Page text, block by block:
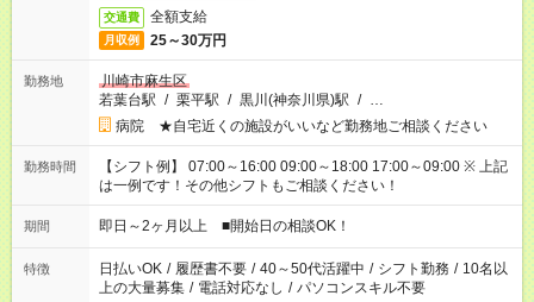
交通費 全額支給
月収例 25～30万円
勤務地
川崎市麻生区
若葉台駅 / 栗平駅 / 黒川(神奈川県)駅 / …
病院 ★自宅近くの施設がいいなど勤務地ご相談ください
勤務時間
【シフト例】 07:00～16:00 09:00～18:00 17:00～09:00 ※ 上記
は一例です！その他シフトもご相談ください！
期間 即日～2ヶ月以上 ■開始日の相談OK！
特徴 日払いOK / 履歴書不要 / 40～50代活躍中 / シフト勤務 / 10名以
上の大量募集 / 電話対応なし / パソコンスキル不要